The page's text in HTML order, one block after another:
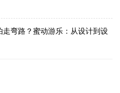
弯路？蜜动游乐：从设计到设